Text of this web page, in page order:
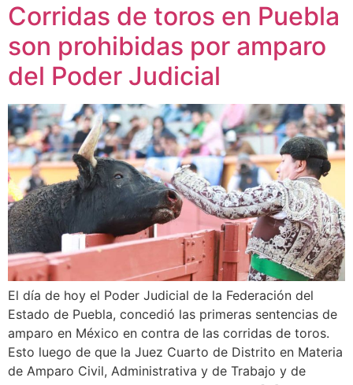
Corridas de toros en Puebla
son prohibidas por amparo
del Poder Judicial
El día de hoy el Poder Judicial de la Federación del
Estado de Puebla, concedió las primeras sentencias de
amparo en México en contra de las corridas de toros.
Esto luego de que la Juez Cuarto de Distrito en Materia
de Amparo Civil, Administrativa y de Trabajo y de